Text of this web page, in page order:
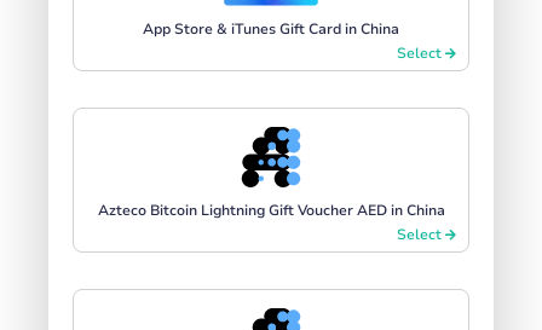
App Store & iTunes Gift Card in China
Select
Azteco Bitcoin Lightning Gift Voucher AED in China
Select